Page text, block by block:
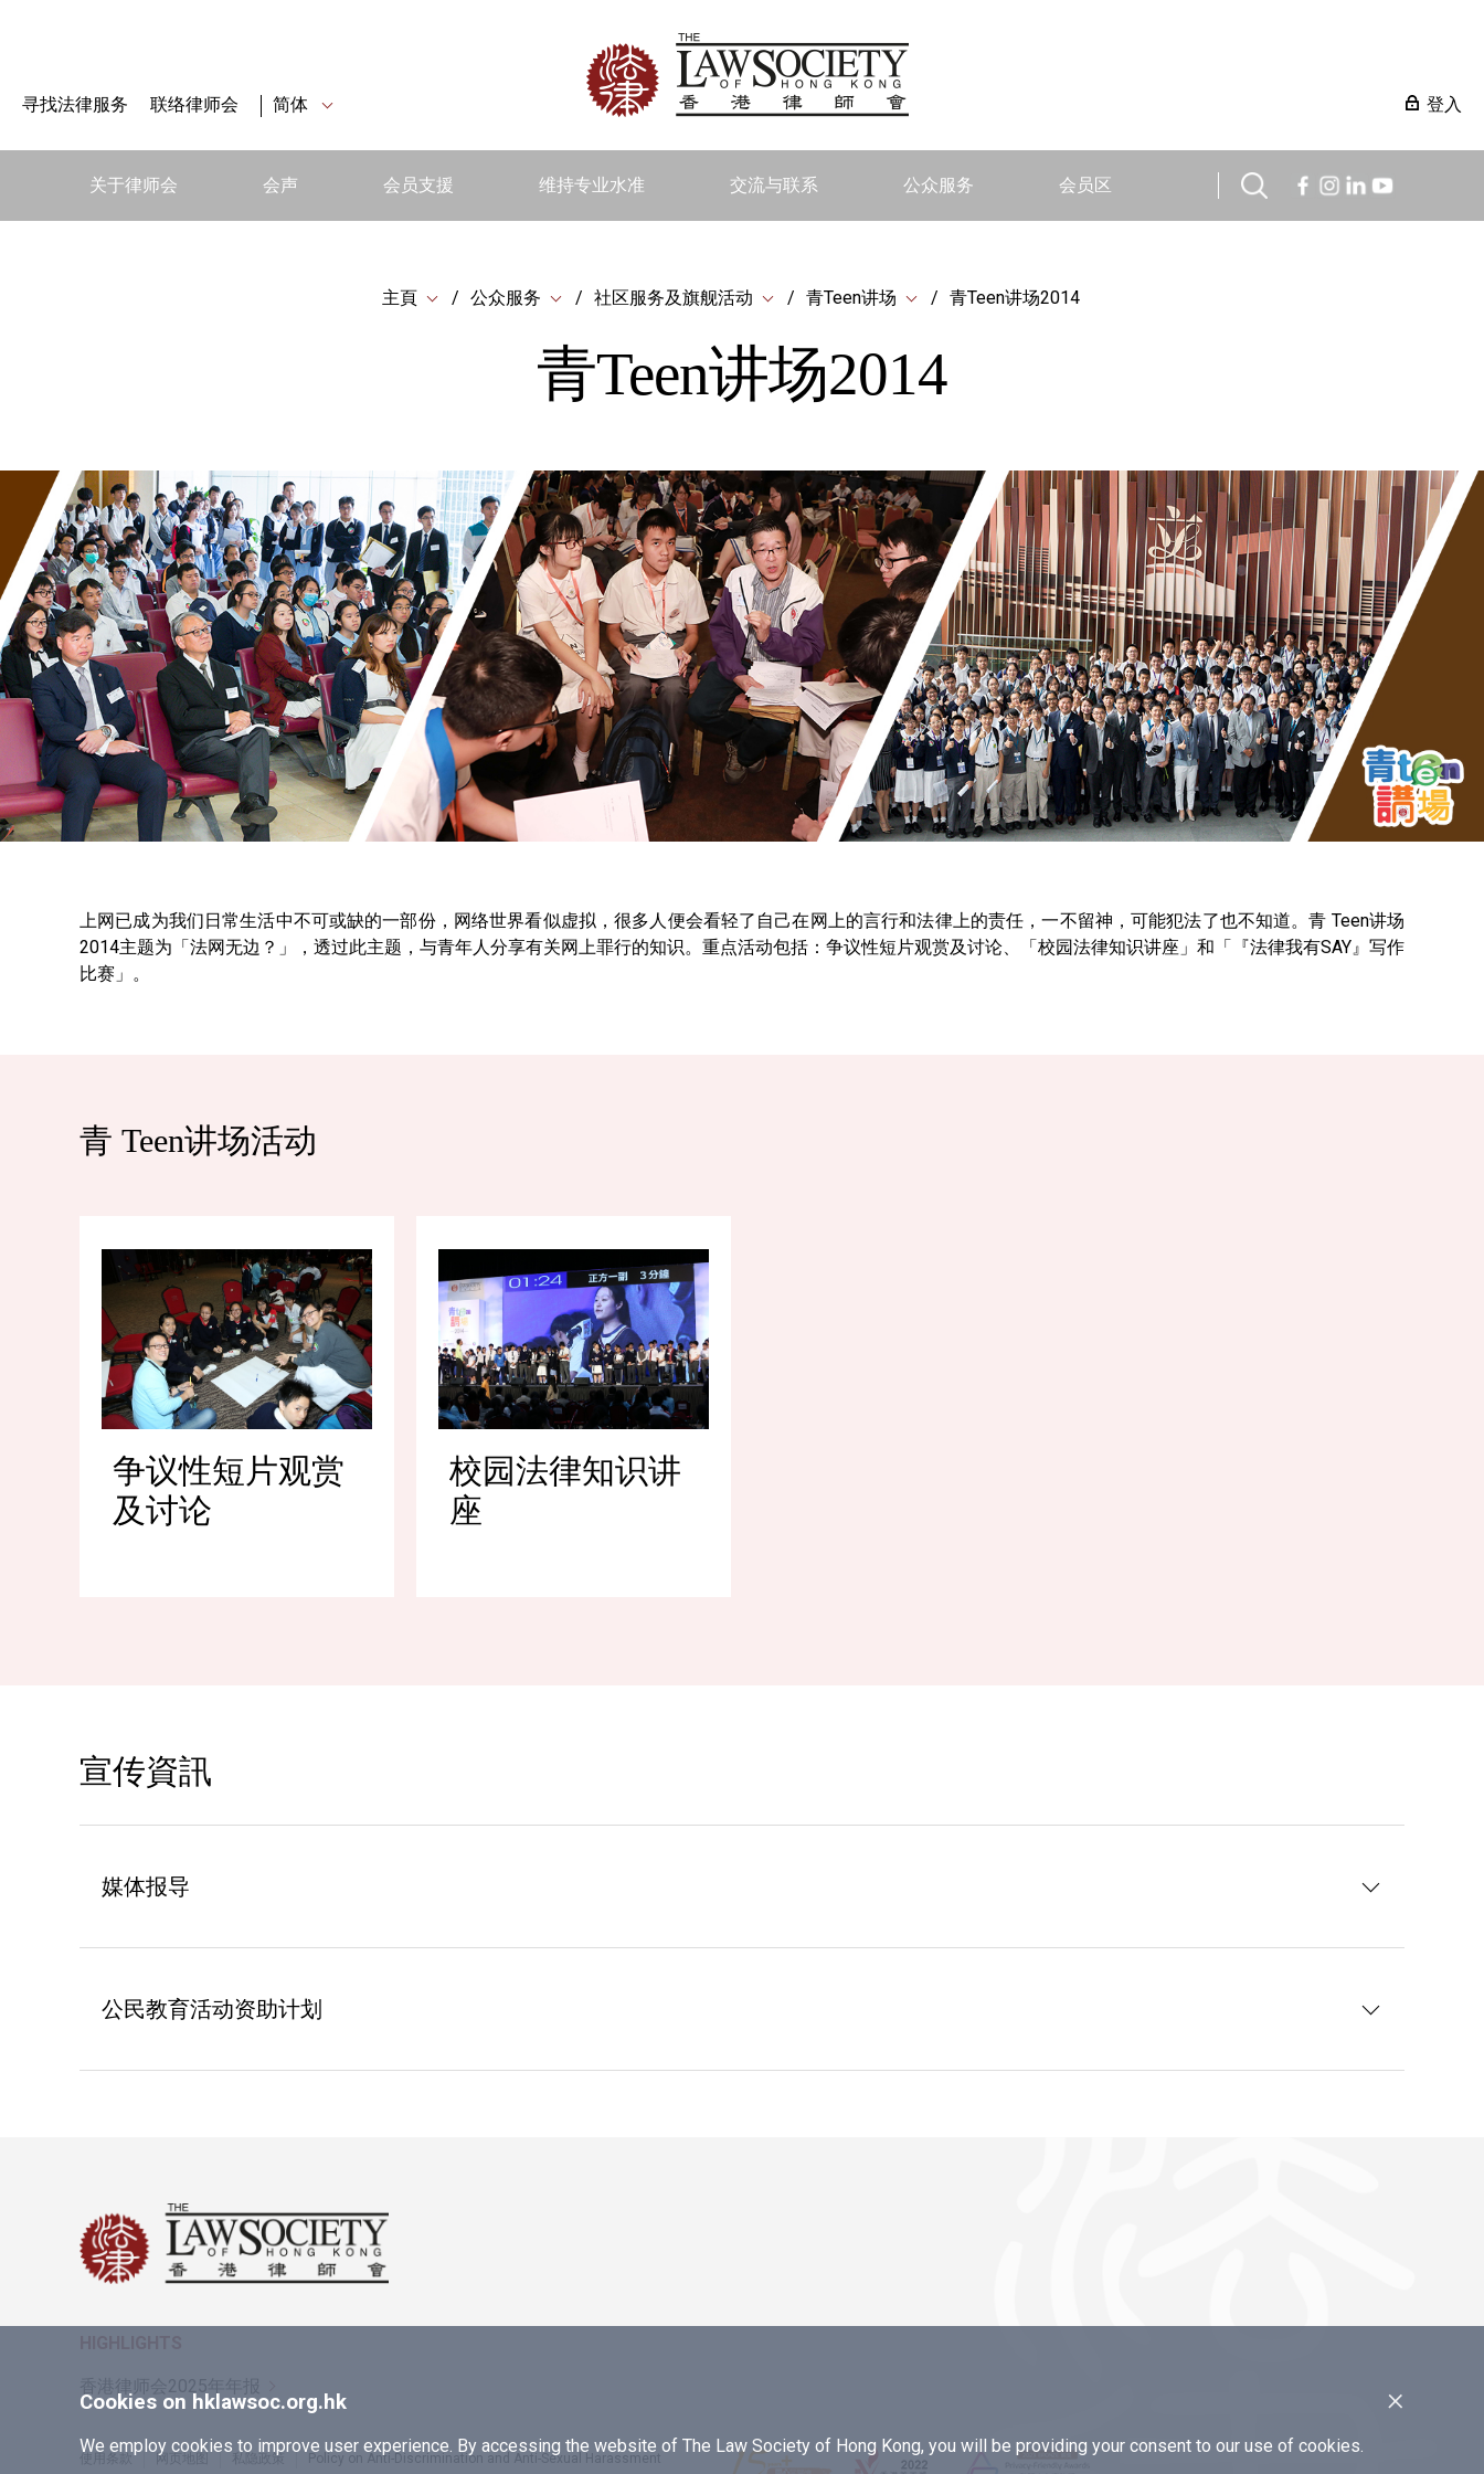
寻找法律服务 联络律师会 简体 登入
关于律师会 会声 会员支援 维持专业水准 交流与联系 公众服务 会员区
主頁 公众服务 社区服务及旗舰活动 青Teen讲场 青Teen讲场2014
青Teen讲场2014
上网已成为我们日常生活中不可或缺的一部份，网络世界看似虚拟，很多人便会看轻了自己在网上的言行和法律上的责任，一不留神，可能犯法了也不知道。青 Teen讲场
2014主题为「法网无边？」，透过此主题，与青年人分享有关网上罪行的知识。重点活动包括：争议性短片观赏及讨论、「校园法律知识讲座」和「『法律我有SAY』写作
比赛」。
青 Teen讲场活动
争议性短片观赏
及讨论
校园法律知识讲
座
宣传資訊
媒体报导
公民教育活动资助计划
×
Cookies on hklawsoc.org.hk
We employ cookies to improve user experience. By accessing the website of The Law Society of Hong Kong, you will be providing your consent to our use of cookies.
香港律师会2025年年报
网页地图 私隐政策 Policy on Anti-Discrimination and Anti-Sexual Harassment